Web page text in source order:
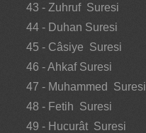
43 - Zuhruf Suresi
44 - Duhan Suresi
45 - Câsiye Suresi
46 - Ahkaf Suresi
47 - Muhammed Suresi
48 - Fetih Suresi
49 - Hucurât Suresi